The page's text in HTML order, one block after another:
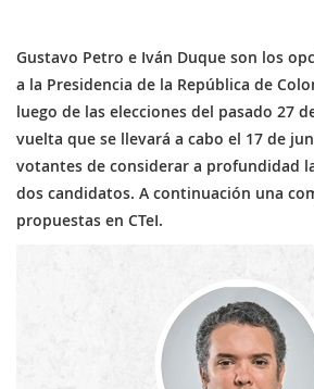
Gustavo Petro e Iván Duque son los
a la Presidencia de la República de
luego de las elecciones del pasado 27
vuelta que se llevará a cabo el 17 de
votantes de considerar a profundidad
dos candidatos. A continuación una
propuestas en CTeI.